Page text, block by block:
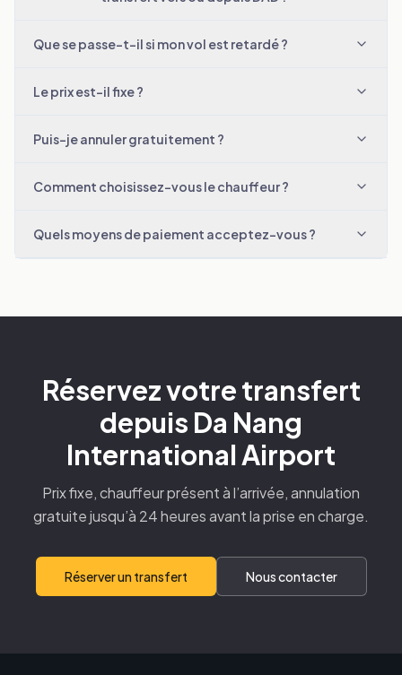
Que se passe-t-il si mon vol est retardé ?
Le prix est-il fixe ?
Puis-je annuler gratuitement ?
Comment choisissez-vous le chauffeur ?
Quels moyens de paiement acceptez-vous ?
Réservez votre transfert
depuis Da Nang
International Airport
Prix fixe, chauffeur présent à l’arrivée, annulation
gratuite jusqu’à 24 heures avant la prise en charge.
Réserver un transfert Nous contacter